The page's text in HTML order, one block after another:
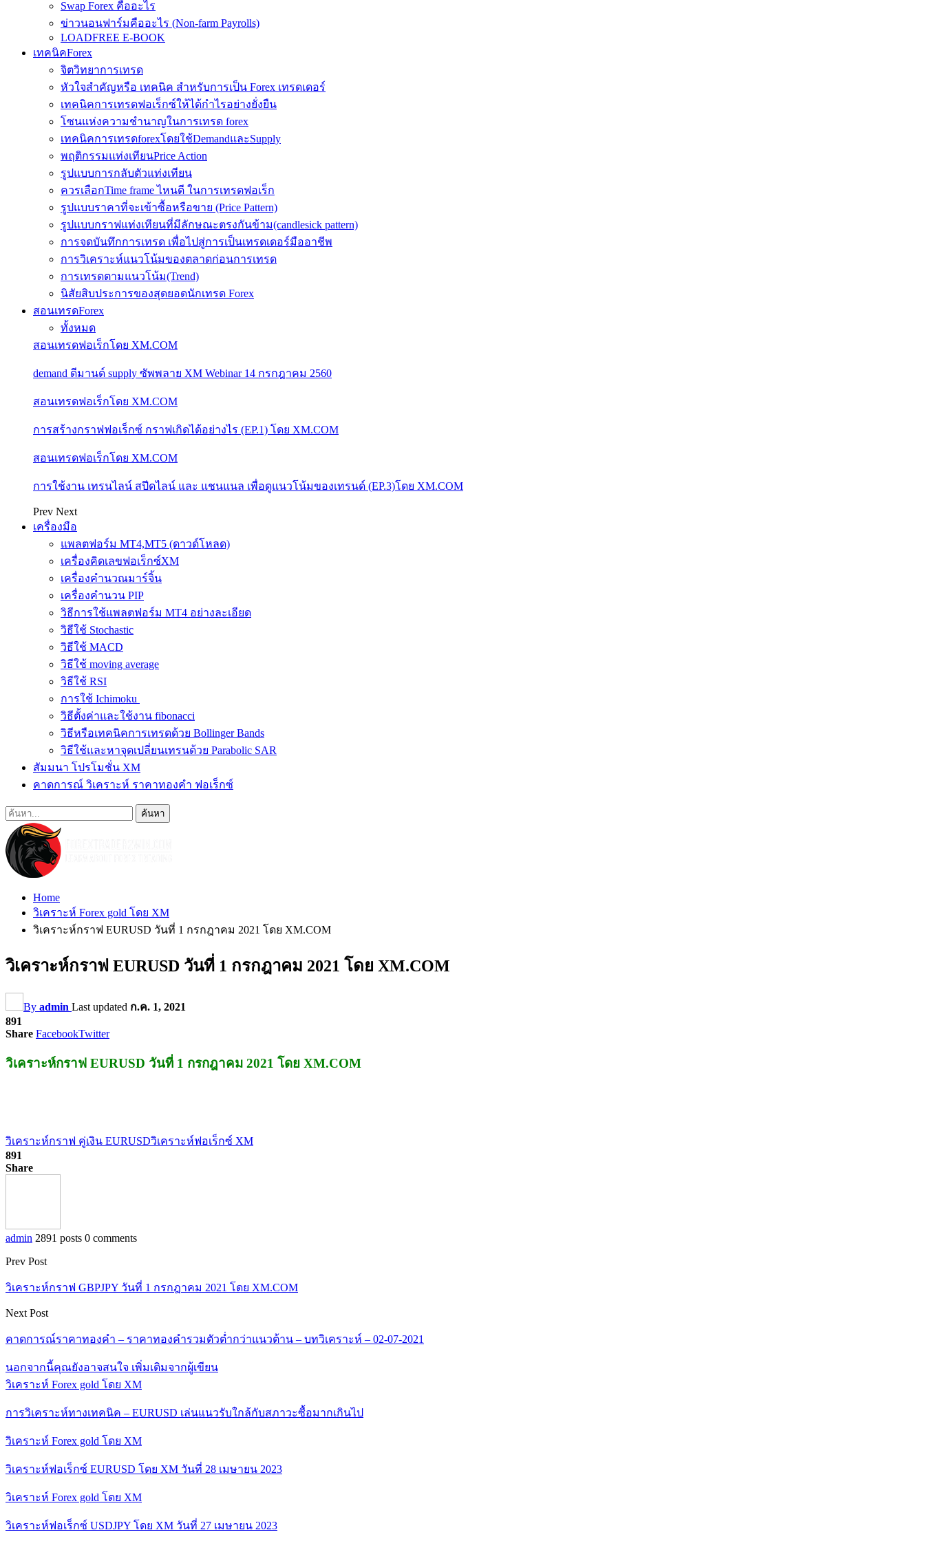
Swap Forex คืออะไร
ข่าวนอนฟาร์มคืออะไร (Non-farm Payrolls)
LOADFREE E-BOOK
เทคนิคForex
จิตวิทยาการเทรด
หัวใจสำคัญหรือ เทคนิค สำหรับการเป็น Forex เทรดเดอร์
เทคนิคการเทรดฟอเร็กซ์ให้ได้กำไรอย่างยั่งยืน
โซนแห่งความชำนาญในการเทรด forex
เทคนิคการเทรดforexโดยใช้DemandและSupply
พฤติกรรมแท่งเทียนPrice Action
รูปแบบการกลับตัวแท่งเทียน
ควรเลือกTime frame ไหนดี ในการเทรดฟอเร็ก
รูปแบบราคาที่จะเข้าซื้อหรือขาย (Price Pattern)
รูปแบบกราฟแท่งเทียนที่มีลักษณะตรงกันข้าม(candlesick pattern)
การจดบันทึกการเทรด เพื่อไปสู่การเป็นเทรดเดอร์มืออาชีพ
การวิเคราะห์แนวโน้มของตลาดก่อนการเทรด
การเทรดตามแนวโน้ม(Trend)
นิสัยสิบประการของสุดยอดนักเทรด Forex
สอนเทรดForex
ทั้งหมด
สอนเทรดฟอเร็กโดย XM.COM
demand ดีมานด์ supply ซัพพลาย XM Webinar 14 กรกฎาคม 2560
สอนเทรดฟอเร็กโดย XM.COM
การสร้างกราฟฟอเร็กซ์ กราฟเกิดได้อย่างไร (EP.1) โดย XM.COM
สอนเทรดฟอเร็กโดย XM.COM
การใช้งาน เทรนไลน์ สปีดไลน์ และ แชนแนล เพื่อดูแนวโน้มของเทรนด์ (EP.3)โดย XM.COM
Prev Next
เครื่องมือ
แพลตฟอร์ม MT4,MT5 (ดาวด์โหลด)
เครื่องคิดเลขฟอเร็กซ์XM
เครื่องคำนวณมาร์จิ้น
เครื่องคำนวน PIP
วิธีการใช้แพลตฟอร์ม MT4 อย่างละเอียด
วิธีใช้ Stochastic
วิธีใช้ MACD
วิธีใช้ moving average
วิธีใช้ RSI
การใช้ Ichimoku
วิธีตั้งค่าและใช้งาน fibonacci
วิธีหรือเทคนิคการเทรดด้วย Bollinger Bands
วิธีใช้และหาจุดเปลี่ยนเทรนด้วย Parabolic SAR
สัมมนา โปรโมชั่น XM
คาดการณ์ วิเคราะห์ ราคาทองคำ ฟอเร็กซ์
Home
วิเคราะห์ Forex gold โดย XM
วิเคราะห์กราฟ EURUSD วันที่ 1 กรกฎาคม 2021 โดย XM.COM
วิเคราะห์กราฟ EURUSD วันที่ 1 กรกฎาคม 2021 โดย XM.COM
By admin Last updated ก.ค. 1, 2021
891
Share FacebookTwitter
วิเคราะห์กราฟ EURUSD วันที่ 1 กรกฎาคม 2021 โดย XM.COM
วิเคราะห์กราฟ คู่เงิน EURUSDวิเคราะห์ฟอเร็กซ์ XM
891
Share
admin 2891 posts 0 comments
Prev Post
วิเคราะห์กราฟ GBPJPY วันที่ 1 กรกฎาคม 2021 โดย XM.COM
Next Post
คาดการณ์ราคาทองคำ – ราคาทองคำรวมตัวต่ำกว่าแนวต้าน – บทวิเคราะห์ – 02-07-2021
นอกจากนี้คุณยังอาจสนใจ เพิ่มเติมจากผู้เขียน
วิเคราะห์ Forex gold โดย XM
การวิเคราะห์ทางเทคนิค – EURUSD เล่นแนวรับใกล้กับสภาวะซื้อมากเกินไป
วิเคราะห์ Forex gold โดย XM
วิเคราะห์ฟอเร็กซ์ EURUSD โดย XM วันที่ 28 เมษายน 2023
วิเคราะห์ Forex gold โดย XM
วิเคราะห์ฟอเร็กซ์ USDJPY โดย XM วันที่ 27 เมษายน 2023